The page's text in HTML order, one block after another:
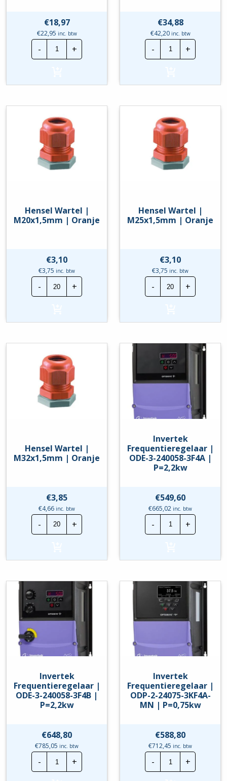
€18,97
€22,95 inc. btw
-
Hensel
Enycase
|
-
Grijs
|
DK
1010
G
hoeveelheid
+
€34,88
€42,20inc. btw
-
Hensel
Enycase
|
-
Grijs
|
DK
2525
G
hoeveelheid
+
Hensel Wartel |
M20x1,5mm | Oranje
€3,10
€3,75 inc. btw
-
Hensel
Wartel
|
Oranje
+
Hensel Wartel |
M25x1,5mm | Oranje
€3,10
€3,75 inc. btw
-
Hensel
Wartel
|
Oranje
+
Hensel Wartel |
M32x1,5mm | Oranje
€3,85
€4,66 inc. btw
-
Hensel
Wartel
|
Oranje
+
Invertek
Frequentieregelaar |
ODE-3-240058-3F4A |
P=2,2kw
€549,60
€665,02 inc. btw
-
Invertek
|
240058-
P=2,2kw
hoeveelheid
+
Invertek
Frequentieregelaar |
ODE-3-240058-3F4B |
P=2,2kw
€648,80
€785,05 inc. btw
-
Invertek
Frequentieregelaar
|
+
Invertek
Frequentieregelaar |
ODP-2-24075-3KF4A-
MN | P=0,75kw
€588,80
€712,45 inc. btw
-
Invertek
|
+